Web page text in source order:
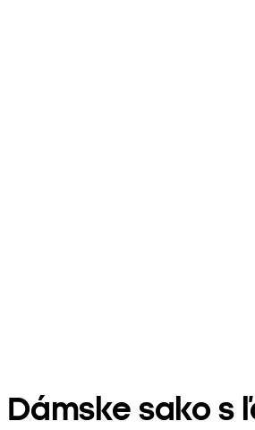
Dámske sako s